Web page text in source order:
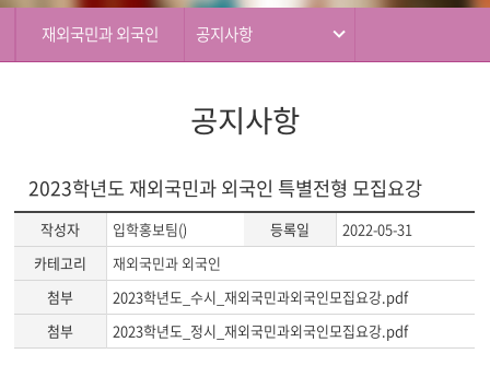
재외국민과 외국인 공지사항
공지사항
2023학년도 재외국민과 외국인 특별전형 모집요강
작성자 입학홍보팀() 등록일
2022-05-31
카테고리
재외국민과 외국인
첨부
2023학년도_수시_재외국민과외국인모집요강.pdf
첨부
2023학년도_정시_재외국민과외국인모집요강.pdf